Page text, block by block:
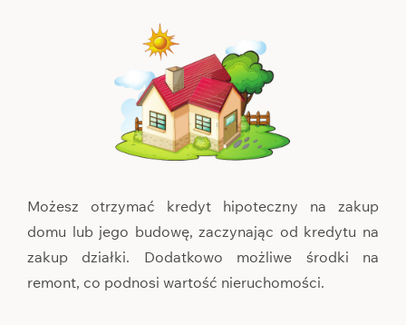
Możesz otrzymać kredyt hipoteczny na zakup
domu lub jego budowę, zaczynając od kredytu na
zakup działki. Dodatkowo możliwe środki na
remont, co podnosi wartość nieruchomości.